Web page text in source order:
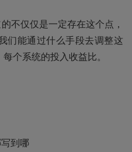
不仅仅是⼀定存在这个点，
们能通过什么⼿段去调整这
个系统的投⼊收益比。
到哪